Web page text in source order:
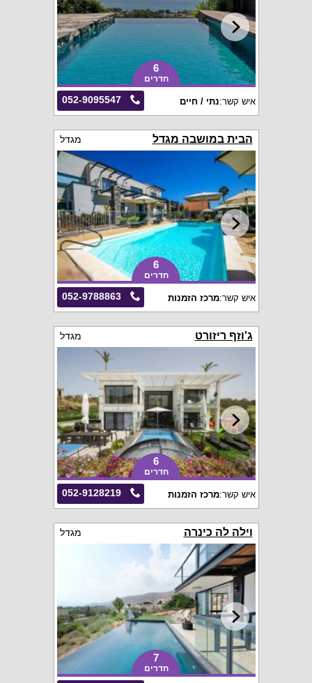
6
חדרים
052-9095547 איש קשר:נתי / חיים
הבית במושבה מגדל מגדל
6
חדרים
052-9788863 איש קשר:מרכז הזמנות
ג'וזף ריזורט מגדל
6
חדרים
052-9128219 איש קשר:מרכז הזמנות
וילה לה כינרה מגדל
7
חדרים